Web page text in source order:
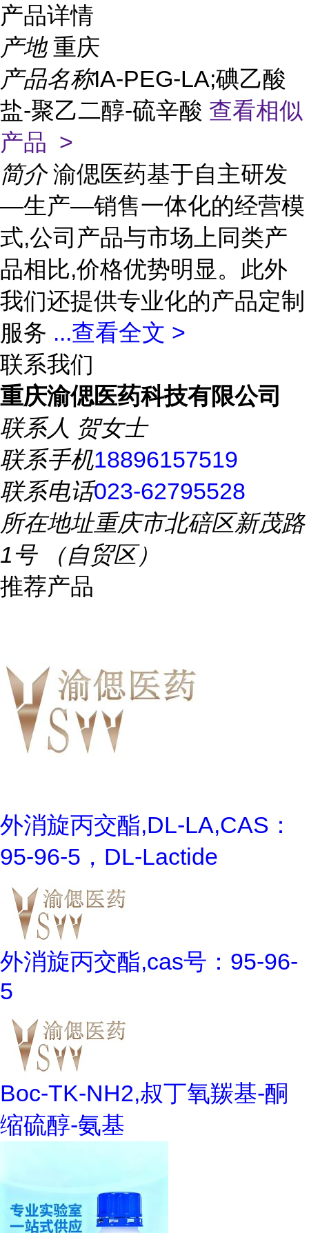
产品详情
产地 重庆
产品名称IA-PEG-LA;碘乙酸
盐-聚乙二醇-硫辛酸 查看相似
产品 >
简介 渝偲医药基于自主研发
—生产—销售一体化的经营模
式,公司产品与市场上同类产
品相比,价格优势明显。此外
我们还提供专业化的产品定制
服务 ...查看全文 >
联系我们
重庆渝偲医药科技有限公司
联系人 贺女士
联系手机18896157519
联系电话023-62795528
所在地址重庆市北碚区新茂路
1号 （自贸区）
推荐产品
外消旋丙交酯,DL-LA,CAS：
95-96-5，DL-Lactide
外消旋丙交酯,cas号：95-96-
5
Boc-TK-NH2,叔丁氧羰基-酮
缩硫醇-氨基